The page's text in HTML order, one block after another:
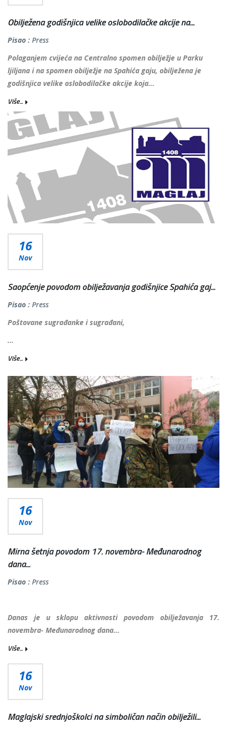
Obilježena godišnjica velike oslobodilačke akcije na...
Pisao : Press
Polaganjem cvijeća na Centralno spomen obilježje u Parku
ljiljana i na spomen obilježje na Spahića gaju, obilježena je
godišnjica velike oslobodilačke akcije koja...
Više...
16
Nov
Saopćenje povodom obilježavanja godišnjice Spahića gaj...
Pisao : Press
Poštovane sugrađanke i sugrađani,
...
Više...
16
Nov
Mirna šetnja povodom 17. novembra- Međunarodnog
dana...
Pisao : Press
Danas je u sklopu aktivnosti povodom obilježavanja 17.
novembra- Međunarodnog dana...
Više...
16
Nov
Maglajski srednjoškolci na simboličan način obilježili...